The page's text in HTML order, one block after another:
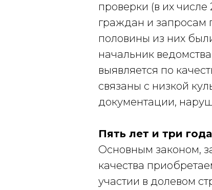
проверки (в их
граждан и запросам
половины из них
начальник
выявляется по
связаны с низкой
документации,
Пять лет и три года
Основным законом,
качества
участии в долевом